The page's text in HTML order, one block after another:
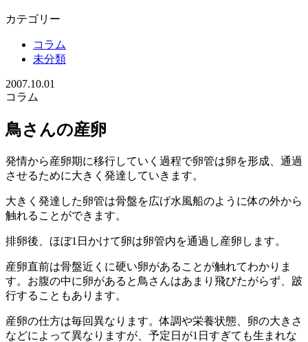
カテゴリー
コラム
未分類
2007.10.01
コラム
鳥さんの産卵
発情から産卵期に移行していく過程で卵管は卵を形成、通過
させるために大きく発達していきます。
大きく発達した卵管は骨盤を広げ水風船のように体の外から
触れることができます。
排卵後、ほぼ1日かけて卵は卵管内を通過し産卵します。
産卵直前は骨盤近くに硬い卵があることが触れてわかりま
す。お腹の中に卵があると鳥さんはあまり飛びたがらず、跛
行することもあります。
産卵の仕方は毎回異なります。体調や栄養状態、卵の大きさ
などによって異なりますが、予定日が1日すぎても生まれな